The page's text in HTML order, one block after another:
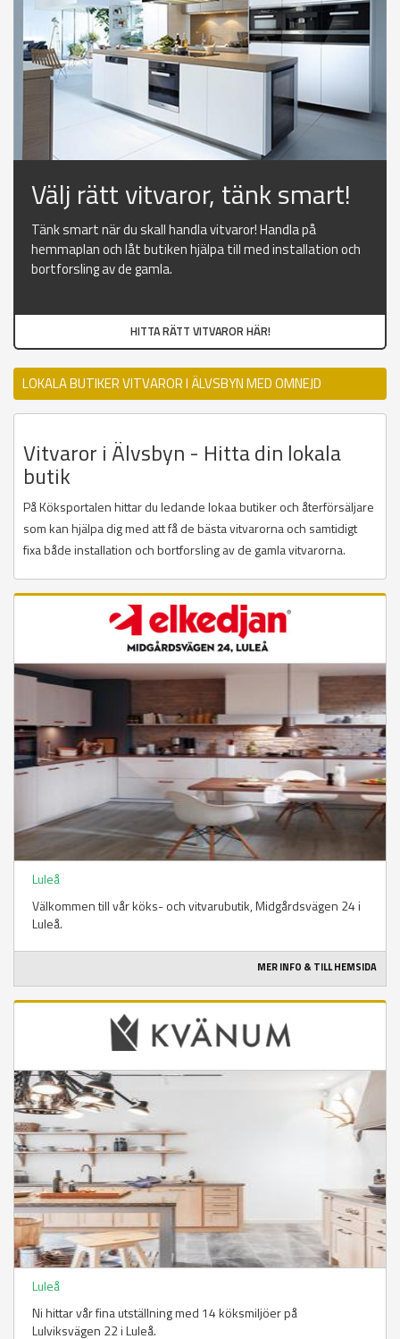
Välj rätt vitvaror, tänk smart!
Tänk smart när du skall handla vitvaror! Handla på
hemmaplan och låt butiken hjälpa till med installation och
bortforsling av de gamla.
HITTA RÄTT VITVAROR HÄR!
LOKALA BUTIKER VITVAROR I ÄLVSBYN MED OMNEJD
Vitvaror i Älvsbyn - Hitta din lokala
butik
På Köksportalen hittar du ledande lokaa butiker och återförsäljare
som kan hjälpa dig med att få de bästa vitvarorna och samtidigt
fixa både installation och bortforsling av de gamla vitvarorna.
Luleå
Välkommen till vår köks- och vitvarubutik, Midgårdsvägen 24 i
Luleå.
MER INFO & TILL HEMSIDA
Luleå
Ni hittar vår fina utställning med 14 köksmiljöer på
Lulviksvägen 22 i Luleå.